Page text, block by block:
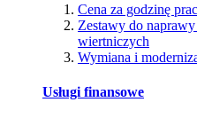
Cena za godzinę
Zestawy do
wiertniczych
Wymiana i
Usługi finansowe